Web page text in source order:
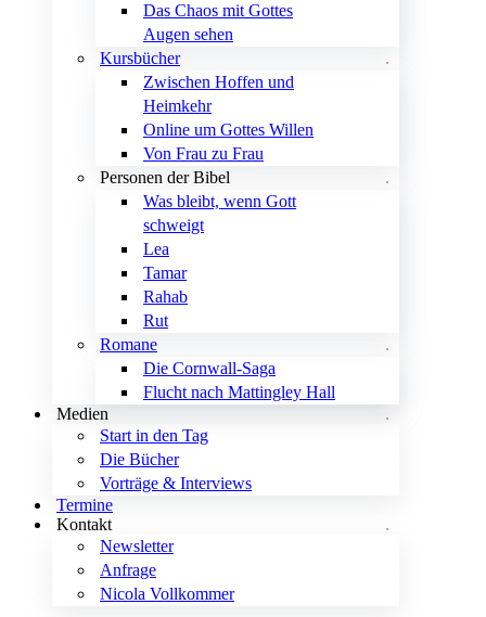
Das Chaos mit Gottes
Augen sehen
Kursbücher
Zwischen Hoffen und
Heimkehr
Online um Gottes Willen
Von Frau zu Frau
Personen der Bibel
Was bleibt, wenn Gott
schweigt
Lea
Tamar
Rahab
Rut
Romane
Die Cornwall-Saga
Flucht nach Mattingley Hall
Medien
Start in den Tag
Die Bücher
Vorträge & Interviews
Termine
Kontakt
Newsletter
Anfrage
Nicola Vollkommer